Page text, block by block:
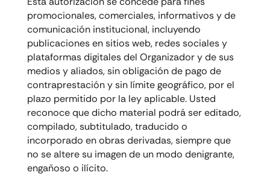
promocionales, comerciales, informativos y de
comunicación institucional, incluyendo
publicaciones en sitios web, redes sociales y
plataformas digitales del Organizador y de sus
medios y aliados, sin obligación de pago de
contraprestación y sin límite geográfico, por el
plazo permitido por la ley aplicable. Usted
reconoce que dicho material podrá ser editado,
compilado, subtitulado, traducido o
incorporado en obras derivadas, siempre que
no se altere su imagen de un modo denigrante,
engañoso o ilícito.